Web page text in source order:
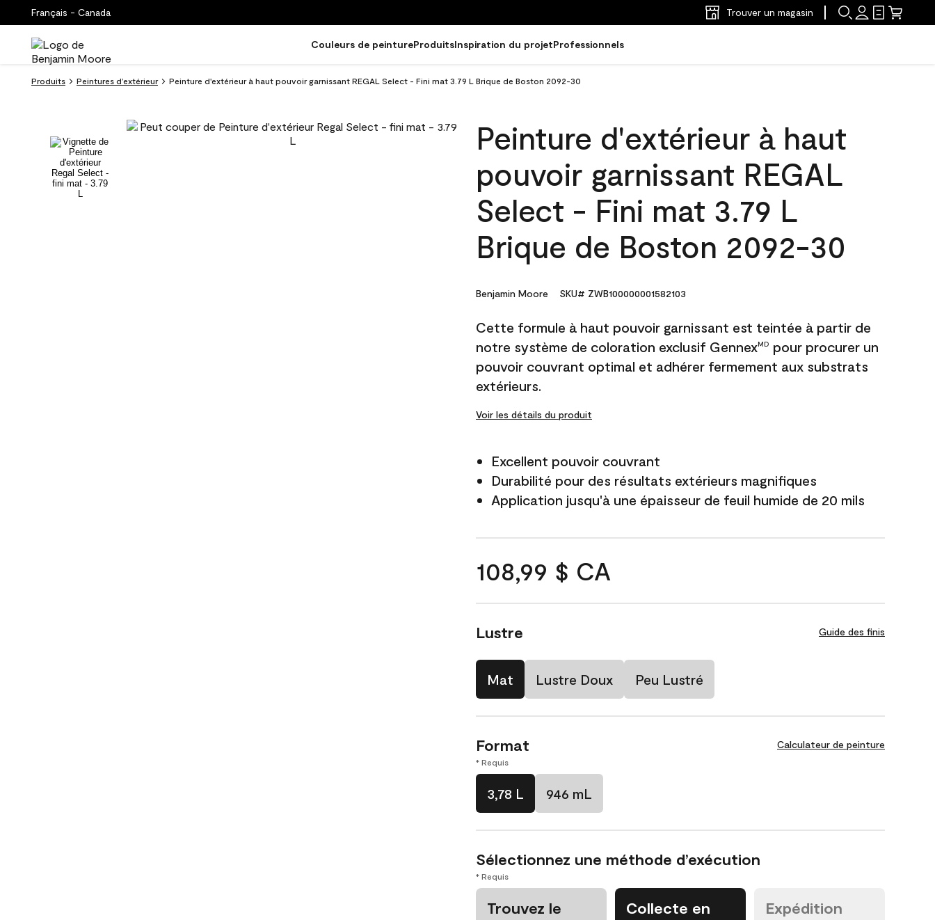
Français - Canada Trouver un magasin
Couleurs de peintureProduitsInspiration du projetProfessionnels
Produits Peintures d’extérieur Peinture d'extérieur à haut pouvoir garnissant REGAL Select - Fini mat 3.79 L Brique de Boston 2092-30
Peinture d'extérieur à haut
pouvoir garnissant REGAL
Select - Fini mat 3.79 L
Brique de Boston 2092-30
Benjamin Moore SKU# ZWB100000001582103
Cette formule à haut pouvoir garnissant est teintée à partir de
notre système de coloration exclusif GennexMD pour procurer un
pouvoir couvrant optimal et adhérer fermement aux substrats
extérieurs.
Voir les détails du produit
Excellent pouvoir couvrant
Durabilité pour des résultats extérieurs magnifiques
Application jusqu'à une épaisseur de feuil humide de 20 mils
108,99 $ CA
Lustre Guide des finis
Mat Lustre Doux Peu Lustré
Format Calculateur de peinture
* Requis
3,78 L 946 mL
Sélectionnez une méthode d’exécution
* Requis
Trouvez le
Collecte en
Expédition